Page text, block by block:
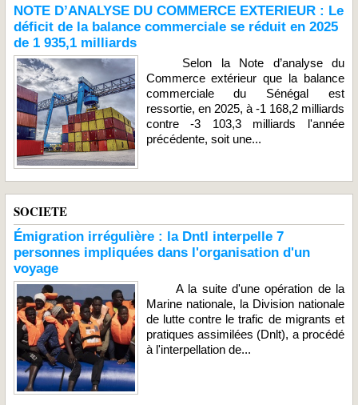
NOTE D’ANALYSE DU COMMERCE EXTERIEUR : Le
déficit de la balance commerciale se réduit en 2025
de 1 935,1 milliards
Selon la Note d’analyse du
Commerce extérieur que la balance
commerciale du Sénégal est
ressortie, en 2025, à -1 168,2 milliards
contre -3 103,3 milliards l'année
précédente, soit une...
SOCIETE
Émigration irrégulière : la Dntl interpelle 7
personnes impliquées dans l'organisation d'un
voyage
A la suite d'une opération de la
Marine nationale, la Division nationale
de lutte contre le trafic de migrants et
pratiques assimilées (Dnlt), a procédé
à l'interpellation de...